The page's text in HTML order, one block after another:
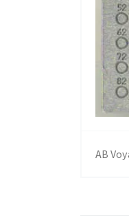
AB